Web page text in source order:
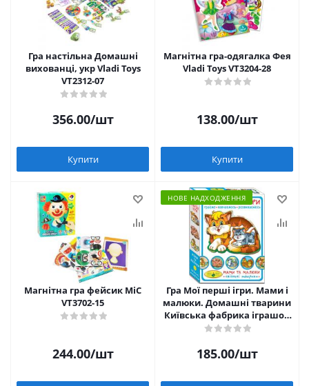
Гра настільна Домашні
вихованці, укр Vladi Toys
VT2312-07
356.00/шт
Купити
Магнітна гра-одягалка Фея
Vladi Toys VT3204-28
138.00/шт
Купити
Магнітна гра фейсик MiC
VT3702-15
244.00/шт
НОВЕ НАДХОДЖЕННЯ
Гра Мої перші ігри. Мами і
малюки. Домашні тварини
Київська фабрика іграшок
81091
185.00/шт